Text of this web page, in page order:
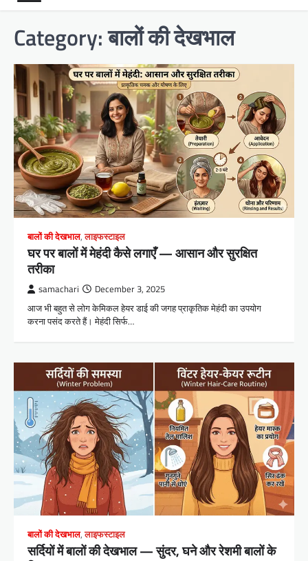
Category:बालों की देखभाल
बालों की देखभाल,लाइफस्टाइल
घर पर बालों में मेहंदी कैसे लगाएँ — आसान और सुरक्षित
तरीका
samachari December 3, 2025
आज भी बहुत से लोग केमिकल हेयर डाई की जगह प्राकृतिक मेहंदी का उपयोग
करना पसंद करते हैं। मेहंदी सिर्फ…
बालों की देखभाल,लाइफस्टाइल
सर्दियों में बालों की देखभाल — सुंदर, घने और रेशमी बालों के